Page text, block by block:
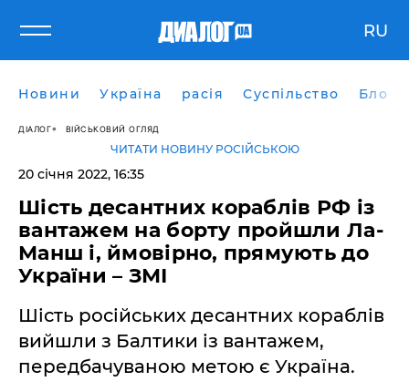
RU
Новини Україна расія Суспільство Блоги
ДІАЛОГ ВІЙСЬКОВИЙ ОГЛЯД
ЧИТАТИ НОВИНУ РОСІЙСЬКОЮ
20 січня 2022, 16:35
Шість десантних кораблів РФ із
вантажем на борту пройшли Ла-
Манш і, ймовірно, прямують до
України – ЗМІ
Шість російських десантних кораблів
вийшли з Балтики із вантажем,
передбачуваною метою є Україна.